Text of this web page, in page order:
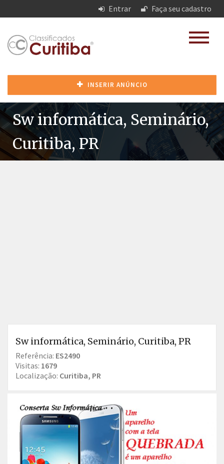
Entrar Faça seu cadastro
INSERIR ANÚNCIO
Sw informática, Seminário,
Curitiba, PR
Sw informática, Seminário, Curitiba, PR
Referência: ES2490
Visitas: 1679
Localização: Curitiba, PR